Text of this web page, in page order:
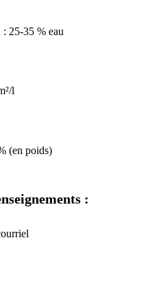
25-35 % eau
l
(en poids)
: